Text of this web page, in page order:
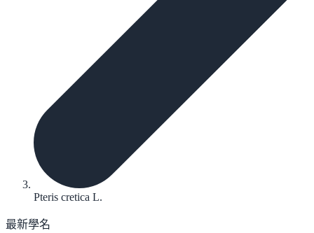
Pteris cretica L.
最新學名